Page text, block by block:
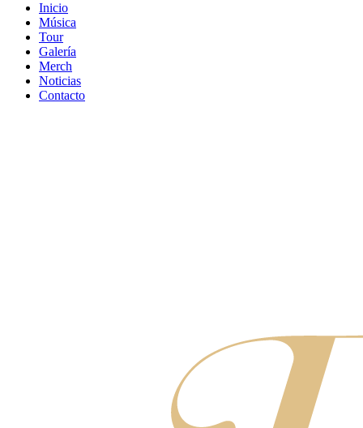
Inicio
Música
Tour
Galería
Merch
Noticias
Contacto